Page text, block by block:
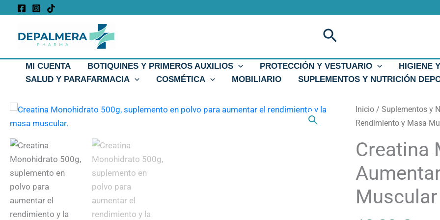
contenido
Buscar
MI CUENTA BOTIQUINES Y PRIMEROS AUXILIOS PROTECCIÓN Y VESTUARIO
HIGIENE
SALUD Y PARAFARMACIA
COSMÉTICA MOBILIARIO SUPLEMENTOS Y NUTRICIÓN
Inicio /Suplementos y
Rendimiento y Masa
Creatina
Muscular